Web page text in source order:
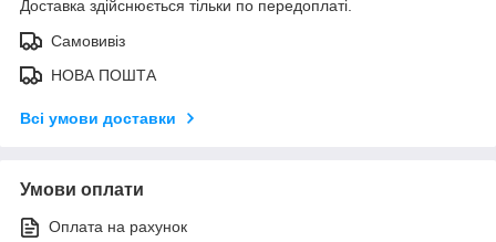
Доставка здійснюється тільки по передоплаті.
Самовивіз
НОВА ПОШТА
Всі умови доставки
Умови оплати
Оплата на рахунок